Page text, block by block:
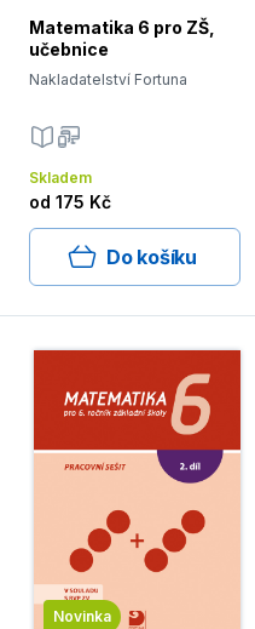
Matematika 6 pro ZŠ,
učebnice
Nakladatelství Fortuna
Skladem
od 175 Kč
Do košíku
Novinka